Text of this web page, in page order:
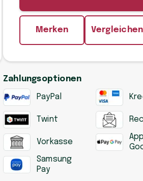
Merken Vergleichen
Zahlungsoptionen
PayPal
Twint
Vorkasse
Samsung
Pay